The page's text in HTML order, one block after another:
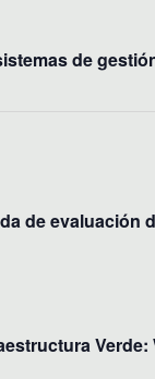
de
de evaluación
Verde: